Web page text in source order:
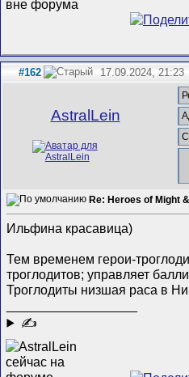
#162 17.09.2024, 21:23
AstralLein
Re: Heroes of Might
Ильфина красавица)
Тем временем герои-
троглодитов; управляет
Троглодиты низшая раса в
✍